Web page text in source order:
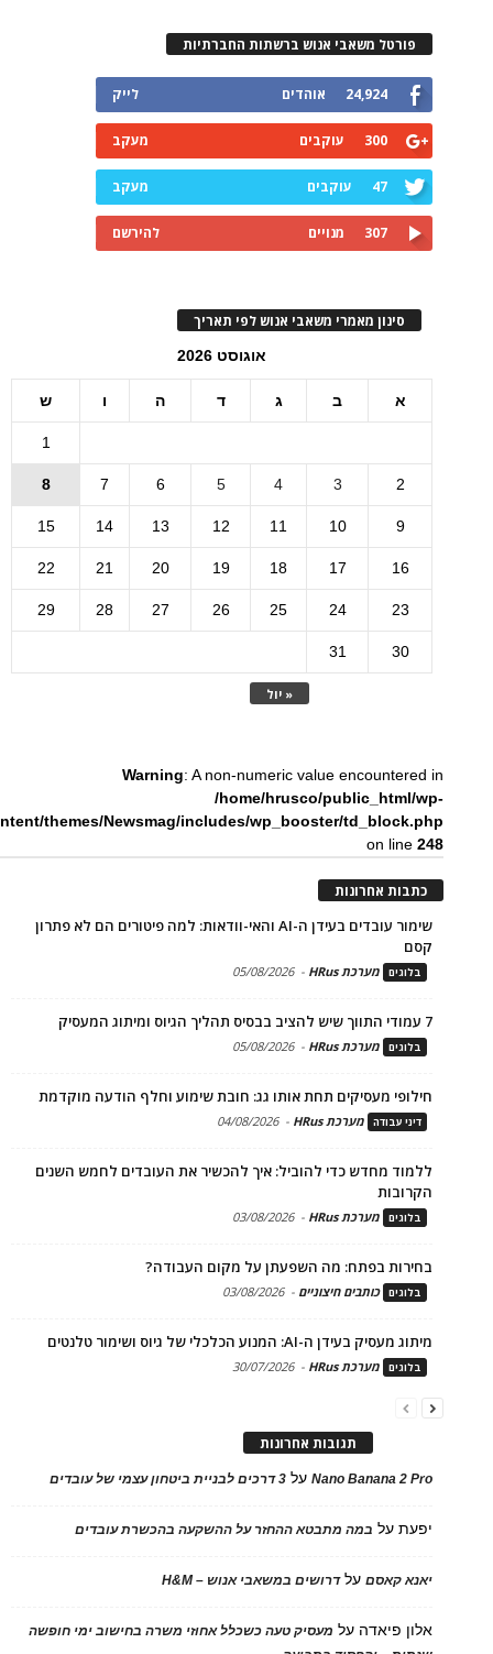
פורטל משאבי אנוש ברשתות החברתיות
24,924 אוהדים לייק
300 עוקבים מעקב
47 עוקבים מעקב
307 מנויים להירשם
סינון מאמרי משאבי אנוש לפי תאריך
אוגוסט 2026
א ב ג ד ה ו ש
« יול
1
2
3
4
5
6
7
8
9
10
11
12
13
14
15
16
17
18
19
20
21
22
23
24
25
26
27
28
29
30
31
Warning: A non-numeric value encountered in
/home/hrusco/public_html/wp-
themes/Newsmag/includes/wp_booster/td_block.php
on line248
כתבות אחרונות
שימור עובדים בעידן ה-AI והאי-וודאות: למה פיטורים הם לא פתרון
קסם
בלוגים מערכת HRus -
05/08/2026
7 עמודי התווך שיש להציב בבסיס תהליך הגיוס ומיתוג המעסיק
בלוגים מערכת HRus -
05/08/2026
חילופי מעסיקים תחת אותו גג: חובת שימוע וחלף הודעה מוקדמת
דיני עבודה מערכת HRus -
04/08/2026
ללמוד מחדש כדי להוביל: איך להכשיר את העובדים לחמש השנים
הקרובות
בלוגים מערכת HRus -
03/08/2026
בחירות בפתח: מה השפעתן על מקום העבודה?
בלוגים כותבים חיצוניים -
03/08/2026
מיתוג מעסיק בעידן ה-AI: המנוע הכלכלי של גיוס ושימור טלנטים
בלוגים מערכת HRus -
30/07/2026
תגובות אחרונות
Nano Banana 2 Proעל 3 דרכים לבניית ביטחון עצמי של עובדים
יפעתעל במה מתבטא ההחזר על ההשקעה בהכשרת עובדים
יאנא קאסםעלדרושים במשאבי אנוש – H&M
אלון פיאדה על מעסיק טעה כשכלל אחוזי משרה בחישוב ימי חופשה